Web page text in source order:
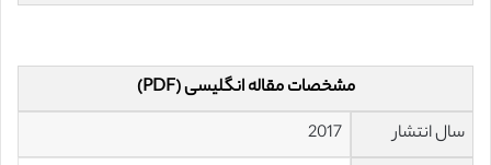
مشخصات مقاله انگلیسی (PDF)
سال انتشار
2017